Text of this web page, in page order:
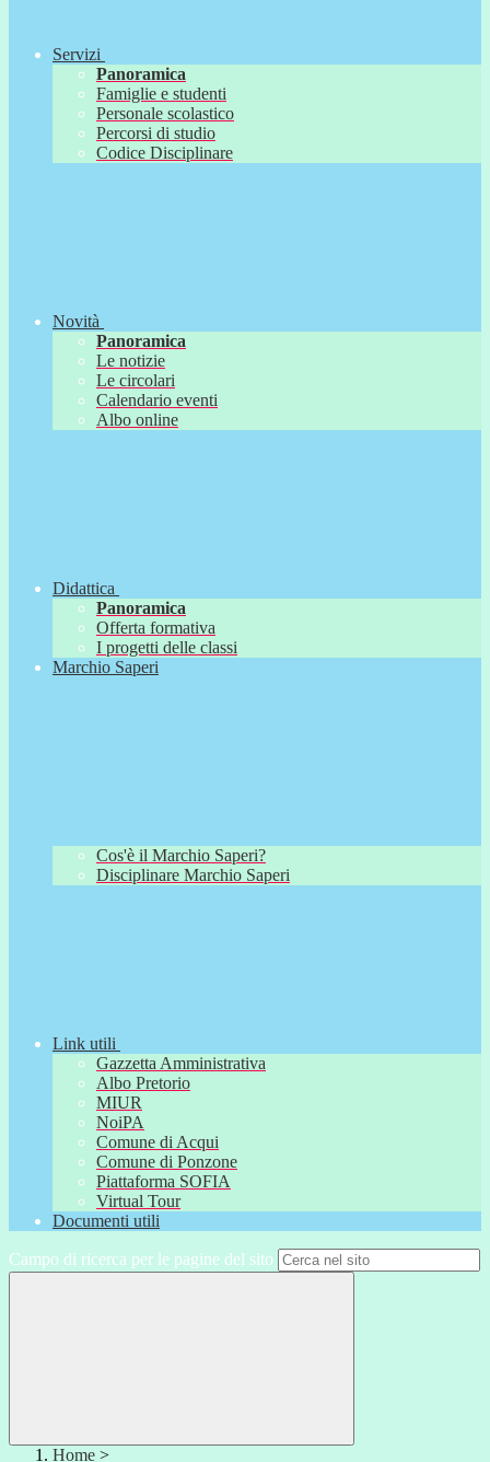
Servizi
Panoramica
Famiglie e studenti
Personale scolastico
Percorsi di studio
Codice Disciplinare
Novità
Panoramica
Le notizie
Le circolari
Calendario eventi
Albo online
Didattica
Panoramica
Offerta formativa
I progetti delle classi
Marchio Saperi
Cos'è il Marchio Saperi?
Disciplinare Marchio Saperi
Link utili
Gazzetta Amministrativa
Albo Pretorio
MIUR
NoiPA
Comune di Acqui
Comune di Ponzone
Piattaforma SOFIA
Virtual Tour
Documenti utili
Campo di ricerca per le pagine del sito
Home >